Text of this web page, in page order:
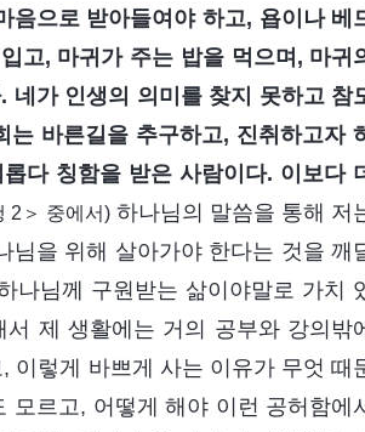
음으로 받아들여야 하고, 욥이나 베
고, 마귀가 주는 밥을 먹으며, 마귀
네가 인생의 의미를 찾지 못하고 참
바른길을 추구하고, 진취하고자
다 칭함을 받은 사람이다. 이보다
2＞ 중에서) 하나님의 말씀을 통해 저
님을 위해 살아가야 한다는 것을 깨
나님께 구원받는 삶이야말로 가치
제 생활에는 거의 공부와 강의밖에
이렇게 바쁘게 사는 이유가 무엇 때
르고, 어떻게 해야 이런 공허함에